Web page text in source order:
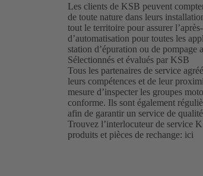
Les clients de KSB peuvent
de toute nature dans leurs
tout le territoire pour assurer
d’automatisation pour toutes les
station d’épuration ou de pompage
Sélectionnés et évalués par KSB
Tous les partenaires de service
leurs compétences et de leur
mesure d’inspecter les groupes
conforme. Ils sont également
afin de garantir un service de
Trouvez l’interlocuteur de service
produits et pièces de rechange: ici